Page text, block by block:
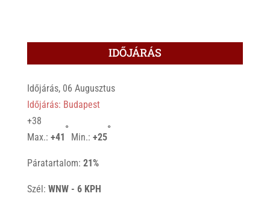
IDŐJÁRÁS
Időjárás, 06 Augusztus
Időjárás: Budapest
+38
Max.: +41
°
Min.: +25
°
Páratartalom: 21%
Szél: WNW - 6 KPH